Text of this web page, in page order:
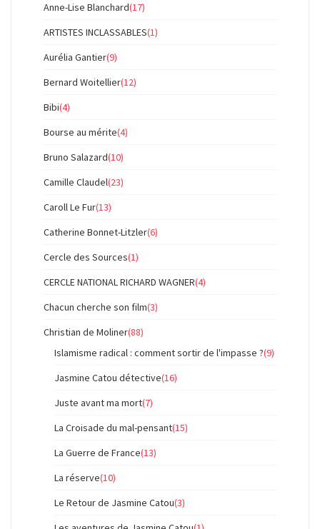
Anne-Lise Blanchard(17)
ARTISTES INCLASSABLES(1)
Aurélia Gantier(9)
Bernard Woitellier(12)
Bibi(4)
Bourse au mérite(4)
Bruno Salazard(10)
Camille Claudel(23)
Caroll Le Fur(13)
Catherine Bonnet-Litzler(6)
Cercle des Sources(1)
CERCLE NATIONAL RICHARD WAGNER(4)
Chacun cherche son film(3)
Christian de Moliner(88)
Islamisme radical : comment sortir de l'impasse ?(9)
Jasmine Catou détective(16)
Juste avant ma mort(7)
La Croisade du mal-pensant(15)
La Guerre de France(13)
La réserve(10)
Le Retour de Jasmine Catou(3)